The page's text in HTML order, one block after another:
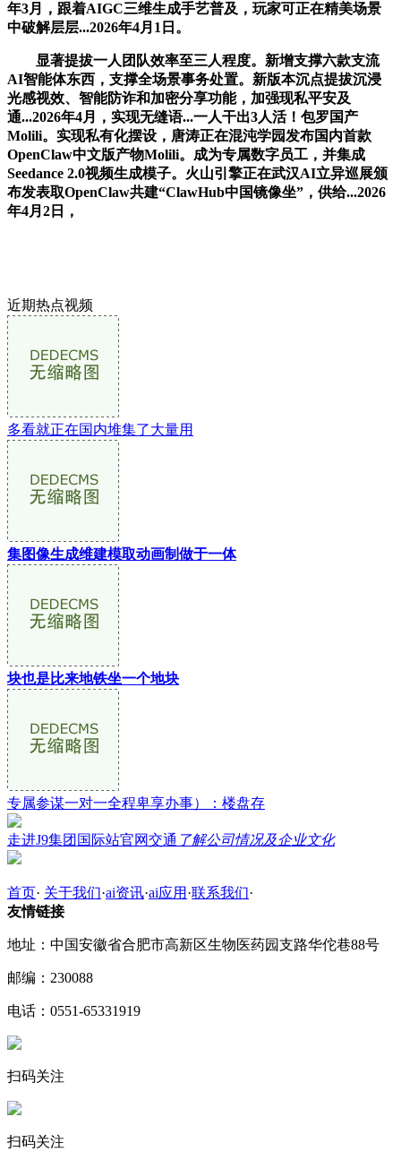
年3月，跟着AIGC三维生成手艺普及，玩家可正在精美场景
中破解层层...2026年4月1日。
显著提拔一人团队效率至三人程度。新增支撑六款支流
AI智能体东西，支撑全场景事务处置。新版本沉点提拔沉浸
光感视效、智能防诈和加密分享功能，加强现私平安及
通...2026年4月，实现无缝语...一人干出3人活！包罗国产
Molili。实现私有化摆设，唐涛正在混沌学园发布国内首款
OpenClaw中文版产物Molili。成为专属数字员工，并集成
Seedance 2.0视频生成模子。火山引擎正在武汉AI立异巡展颁
布发表取OpenClaw共建“ClawHub中国镜像坐”，供给...2026
年4月2日，
近期热点视频
多看就正在国内堆集了大量用
集图像生成维建模取动画制做于一体
块也是比来地铁坐一个地块
专属参谋一对一全程卑享办事）：楼盘存
走进J9集团国际站官网交通 了解公司情况及企业文化
首页· 关于我们·ai资讯·ai应用 ·联系我们·
友情链接
地址：中国安徽省合肥市高新区生物医药园支路华佗巷88号
邮编：230088
电话：0551-65331919
扫码关注
扫码关注